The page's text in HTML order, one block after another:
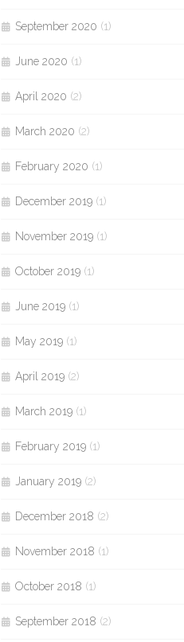
September 2020 (1)
June 2020 (1)
April 2020 (2)
March 2020 (2)
February 2020 (1)
December 2019 (1)
November 2019 (1)
October 2019 (1)
June 2019 (1)
May 2019 (1)
April 2019 (2)
March 2019 (1)
February 2019 (1)
January 2019 (2)
December 2018 (2)
November 2018 (1)
October 2018 (1)
September 2018 (2)